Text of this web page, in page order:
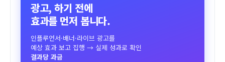
광고, 하기 전에
효과를 먼저 봅니다.
인플루언서·배너·라이브 광고를
예상 효과 보고 집행 → 실제 성과로 확인
결과당 과금